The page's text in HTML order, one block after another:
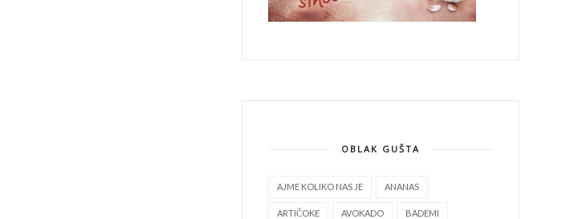
OBLAK GUŠTA
AJME KOLIKO NAS JE ANANAS
ARTIČOKE AVOKADO BADEMI